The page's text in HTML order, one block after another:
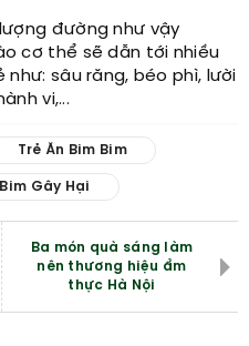
đường như vậy
cơ thể sẽ dẫn tới nhiều
sâu răng, béo phì, lười
vi,...
Trẻ Ăn Bim Bim
Gây Hại
Ba món quà sáng làm
nên thương hiệu ẩm
thực Hà Nội